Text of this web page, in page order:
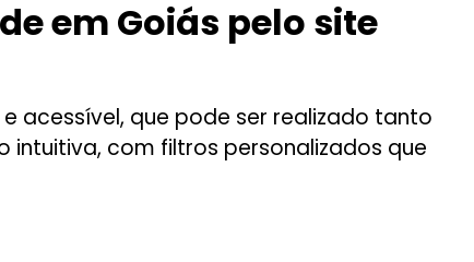
em Goiás pelo site
acessível, que pode ser realizado tanto
com filtros personalizados que